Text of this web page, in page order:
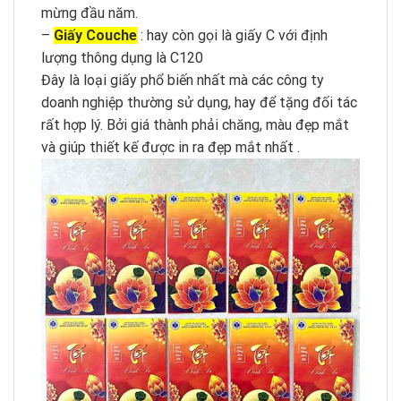
mừng đầu năm.
– Giấy Couche : hay còn gọi là giấy C với định
lượng thông dụng là C120
Đây là loại giấy phổ biến nhất mà các công ty
doanh nghiệp thường sử dụng, hay để tặng đối tác
rất hợp lý. Bởi giá thành phải chăng, màu đẹp mắt
và giúp thiết kế được in ra đẹp mắt nhất .